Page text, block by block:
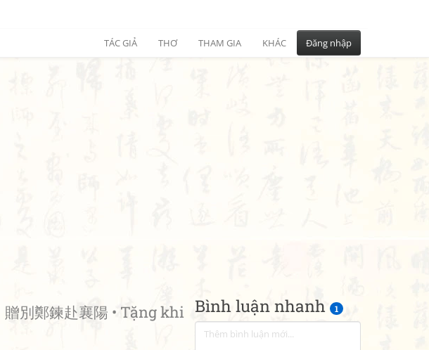
TÁC GIẢ THƠ THAM GIA KHÁC Đăng nhập
Bình luận nhanh 1
贈別鄭鍊赴襄陽 • Tặng khi